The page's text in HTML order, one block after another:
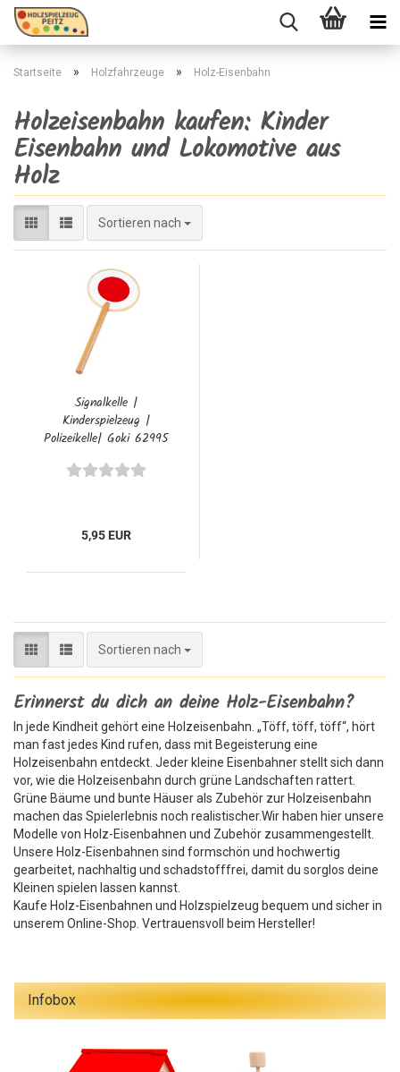
Startseite » Holzfahrzeuge » Holz-Eisenbahn
Holzeisenbahn kaufen: Kinder
Eisenbahn und Lokomotive aus
Holz
Sortieren nach
Sortieren nach
Signalkelle |
Kinderspielzeug |
Polizeikelle| Goki 62995
5,95 EUR
Sortieren nach
Sortieren nach
Erinnerst du dich an deine Holz-Eisenbahn?
In jede Kindheit gehört eine Holzeisenbahn. „Töff, töff, töff“, hört
man fast jedes Kind rufen, dass mit Begeisterung eine
Holzeisenbahn entdeckt. Jeder kleine Eisenbahner stellt sich dann
vor, wie die Holzeisenbahn durch grüne Landschaften rattert.
Grüne Bäume und bunte Häuser als Zubehör zur Holzeisenbahn
machen das Spielerlebnis noch realistischer.Wir haben hier unsere
Modelle von Holz-Eisenbahnen und Zubehör zusammengestellt.
Unsere Holz-Eisenbahnen sind formschön und hochwertig
gearbeitet, nachhaltig und schadstofffrei, damit du sorglos deine
Kleinen spielen lassen kannst.
Kaufe Holz-Eisenbahnen und Holzspielzeug bequem und sicher in
unserem Online-Shop. Vertrauensvoll beim Hersteller!
Infobox